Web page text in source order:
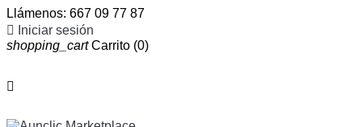
Llámenos: 667 09 77 87

Iniciar sesión
shopping_cart Carrito (0)
